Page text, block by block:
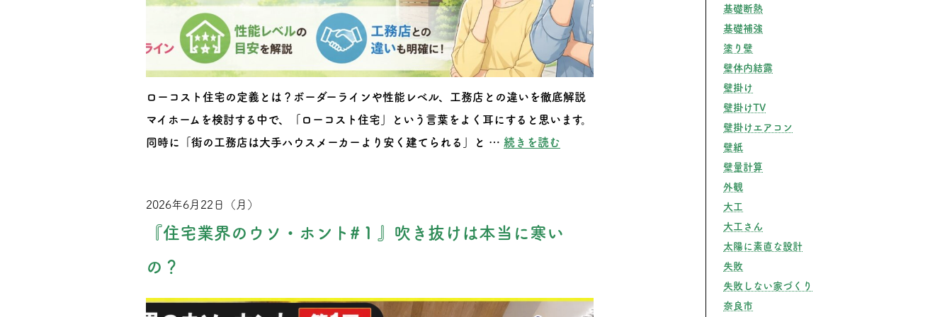
ローコスト住宅の定義とは？ボーダーラインや性能レベル、工務店との違いを徹底解説
マイホームを検討する中で、「ローコスト住宅」という言葉をよく耳にすると思います。
同時に「街の工務店は大手ハウスメーカーより安く建てられる」と … 続きを読む“ローコスト住宅の定義とは？ボーダーラインや性能レベル、工務店との違い
2026年6月22日（月）
『住宅業界のウソ・ホント#１』吹き抜けは本当に寒い
の？
基礎断熱
基礎補強
塗り壁
壁体内結露
壁掛け
壁掛けTV
壁掛けエアコン
壁紙
壁量計算
外観
大工
大工さん
太陽に素直な設計
失敗
失敗しない家づくり
奈良市